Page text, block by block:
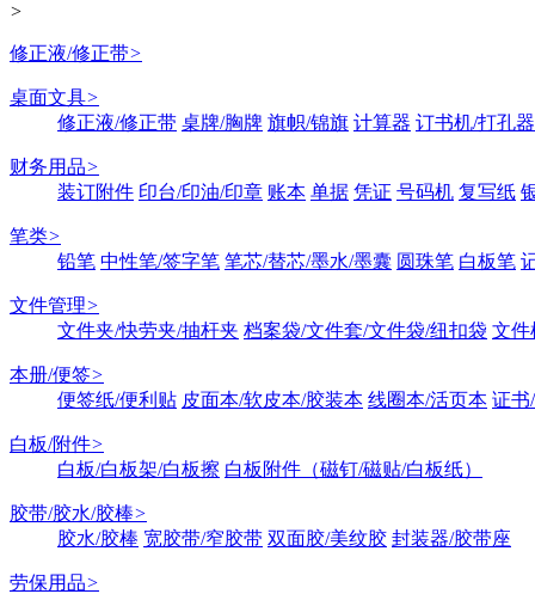
>
修正液/修正带>
桌面文具>
修正液/修正带 桌牌/胸牌 旗帜/锦旗 计算器 订书机/打孔器
财务用品>
装订附件 印台/印油/印章 账本 单据 凭证 号码机 复写纸
笔类>
铅笔 中性笔/签字笔 笔芯/替芯/墨水/墨囊 圆珠笔 白板笔
文件管理>
文件夹/快劳夹/抽杆夹 档案袋/文件套/文件袋/纽扣袋 文件
本册/便签>
便签纸/便利贴 皮面本/软皮本/胶装本 线圈本/活页本 证书
白板/附件>
白板/白板架/白板擦 白板附件（磁钉/磁贴/白板纸）
胶带/胶水/胶棒>
胶水/胶棒 宽胶带/窄胶带 双面胶/美纹胶 封装器/胶带座
劳保用品>